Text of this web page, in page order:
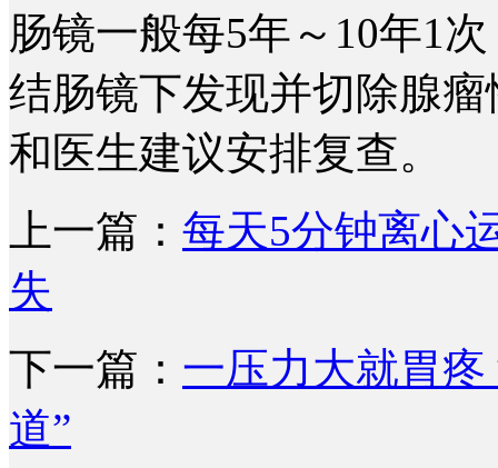
肠镜一般每5年～10年1
结肠镜下发现并切除腺
和医生建议安排复查。
上一篇： 每天5分钟离心
失
下一篇： 一压力大就胃
道”